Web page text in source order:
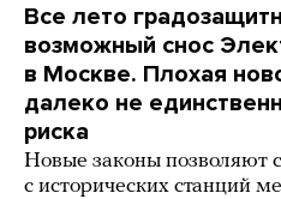
Все лето
возможный снос
в Москве. Плохая
далеко не
риска
Новые законы позволяют
с исторических станций